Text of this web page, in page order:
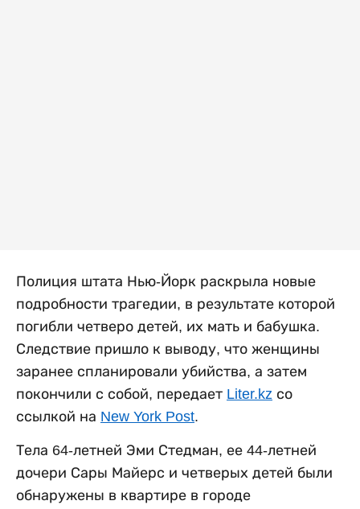
Полиция штата Нью-Йорк раскрыла новые
подробности трагедии, в результате которой
погибли четверо детей, их мать и бабушка.
Следствие пришло к выводу, что женщины
заранее спланировали убийства, а затем
покончили с собой, передает Liter.kz со
ссылкой на New York Post.
Тела 64-летней Эми Стедман, ее 44-летней
дочери Сары Майерс и четверых детей были
обнаружены в квартире в городе